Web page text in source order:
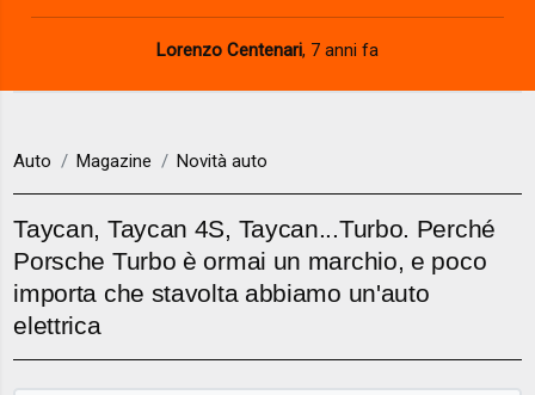
Lorenzo Centenari, 7 anni fa
Auto Magazine Novità auto
Taycan, Taycan 4S, Taycan...Turbo. Perché
Porsche Turbo è ormai un marchio, e poco
importa che stavolta abbiamo un'auto
elettrica